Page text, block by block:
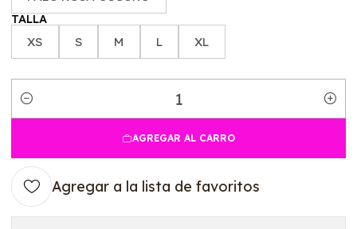
TALLA
XS S M L XL
Cantidad
AGREGAR AL CARRO
Agregar a la lista de favoritos